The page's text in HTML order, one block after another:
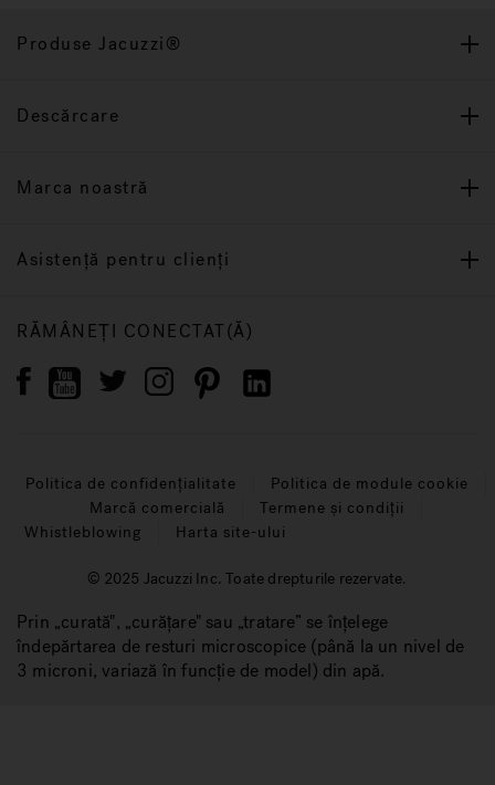
Produse Jacuzzi®
Descărcare
Marca noastră
Asistență pentru clienți
RĂMÂNEȚI CONECTAT(Ă)
Politica de confidențialitate
Politica de module cookie
Marcă comercială
Termene și condiții
Whistleblowing
Harta site-ului
© 2025 Jacuzzi Inc. Toate drepturile rezervate.
Prin „curată", „curățare" sau „tratare” se înțelege
îndepărtarea de resturi microscopice (până la un nivel de
3 microni, variază în funcție de model) din apă.